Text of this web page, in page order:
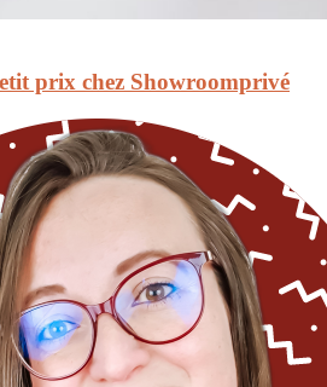
prix chez Showroomprivé